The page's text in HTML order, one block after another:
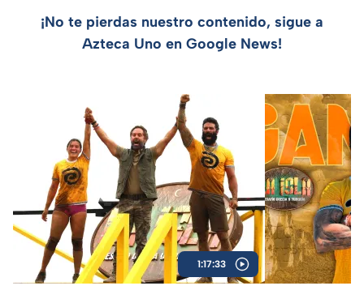
¡No te pierdas nuestro contenido, sigue a
Azteca Uno en Google News!
1:17:33